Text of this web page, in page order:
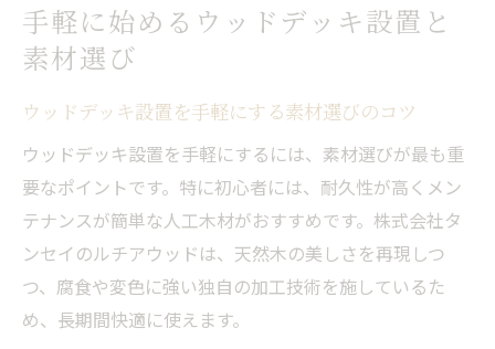
手軽に始めるウッドデッキ設置と
素材選び
ウッドデッキ設置を手軽にする素材選びのコツ
ウッドデッキ設置を手軽にするには、素材選びが最も重
要なポイントです。特に初心者には、耐久性が高くメン
テナンスが簡単な人工木材がおすすめです。株式会社タ
ンセイのルチアウッドは、天然木の美しさを再現しつ
つ、腐食や変色に強い独自の加工技術を施しているた
め、長期間快適に使えます。